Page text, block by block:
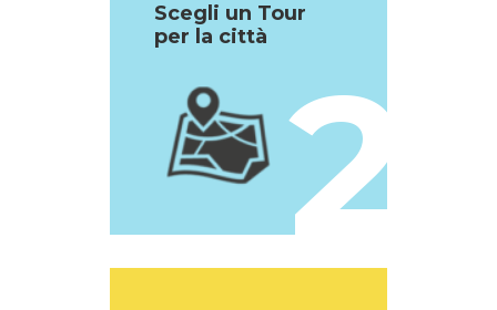
2
Scegli un Tour
per la città